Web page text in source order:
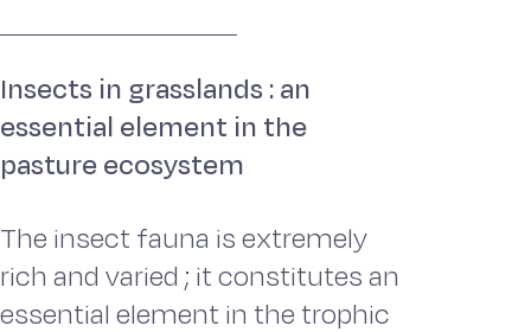
Insects in grasslands : an
essential element in the
pasture ecosystem
The insect fauna is extremely
rich and varied ; it constitutes an
essential element in the trophic